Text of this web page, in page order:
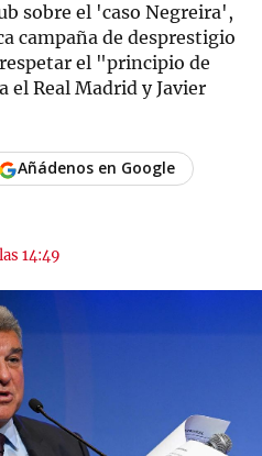
sobre el 'caso Negreira',
campaña de desprestigio
el "principio de
el Real Madrid y Javier
14:49
Añádenos en Google